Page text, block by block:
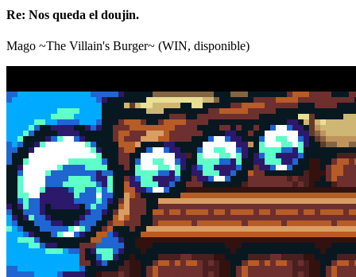
Re: Nos queda el doujin.
Mago ~The Villain's Burger~ (WIN, disponible)